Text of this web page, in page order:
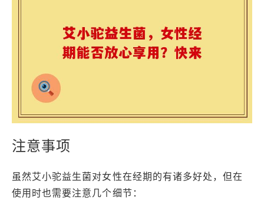
注意事项
虽然艾小驼益生菌对女性在经期的有诸多好处，但在
使用时也需要注意几个细节：